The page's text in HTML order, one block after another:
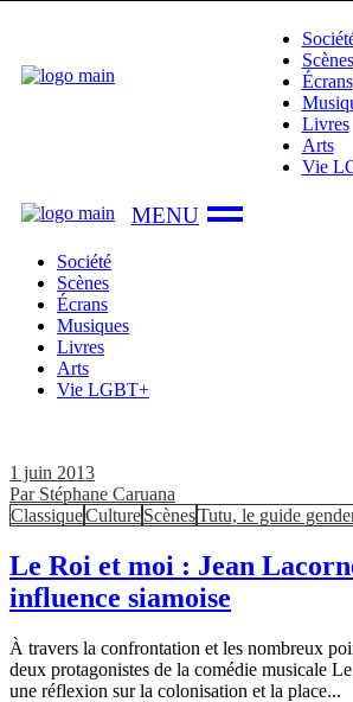
the
content
Scènes
Écrans
Livres
Arts
Vie
Société
Scènes
Écrans
Musiques
Livres
Arts
Vie LGBT+
1 juin 2013
Par Stéphane Caruana
ClassiqueCultureScènesTutu, le guide
Le Roi et moi : Jean
influence siamoise
À travers la confrontation et les nombreux
deux protagonistes de la comédie musicale
une réflexion sur la colonisation et la place...